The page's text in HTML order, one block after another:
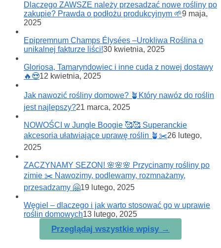
Dlaczego ZAWSZE należy przesadzać nowe rośliny po
zakupie? Prawda o podłożu produkcyjnym 🌱9 maja,
2025
Epipremnum Champs Élysées –Urokliwa Roślina o
unikalnej fakturze liści!30 kwietnia, 2025
Gloriosa, Tamaryndowiec i inne cuda z nowej dostawy
🔥😍12 kwietnia, 2025
Jak nawozić rośliny domowe? 🪴Który nawóz do roślin
jest najlepszy?21 marca, 2025
NOWOŚCI w Jungle Boogie 🥰🥰 Superanckie
akcesoria ułatwiające uprawę roślin 🪴✂️26 lutego,
2025
ZACZYNAMY SEZON! 🌸🌸🌸 Przycinamy rośliny po
zimie ✂️ Nawozimy, podlewamy, rozmnażamy,
przesadzamy 🤗19 lutego, 2025
Węgiel – dlaczego i jak warto stosować go w uprawie
roślin domowych13 lutego, 2025
Przeglądaj wszystkie wpisy →